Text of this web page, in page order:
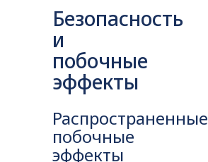
Безопасность
и
побочные
эффекты
Распространенные
побочные
эффекты